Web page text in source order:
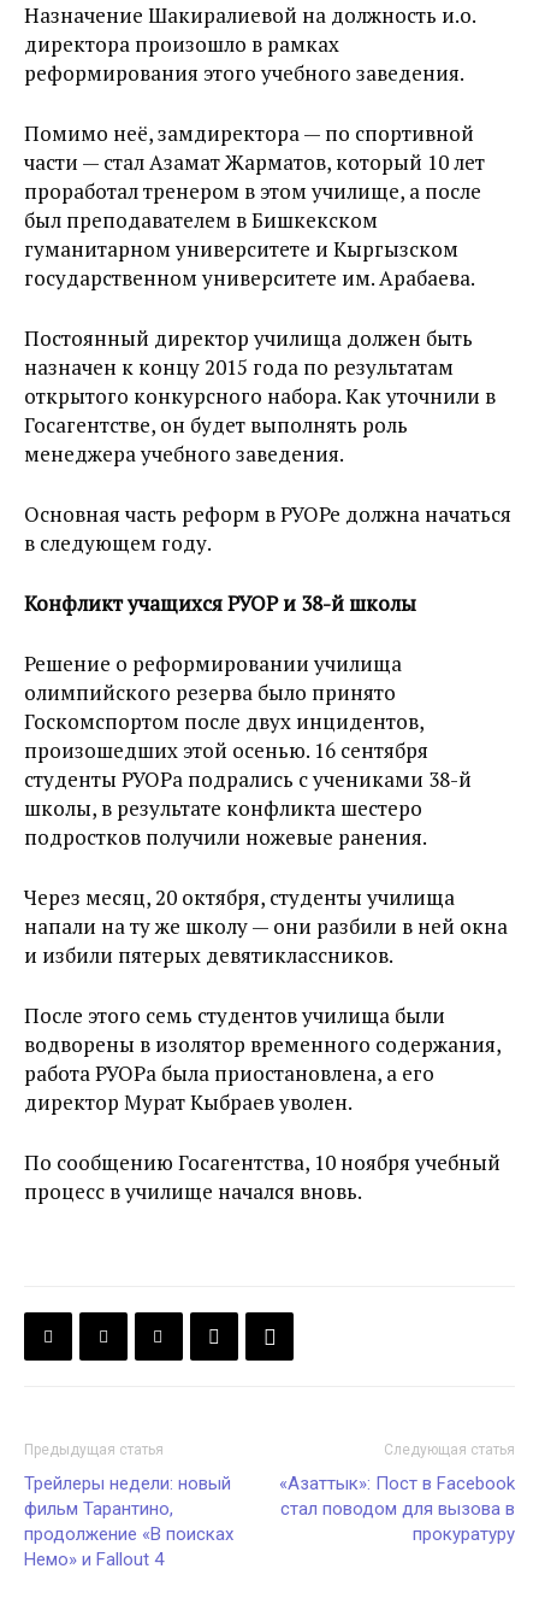
Назначение Шакиралиевой на должность и.о.
директора произошло в рамках
реформирования этого учебного заведения.
Помимо неё, замдиректора — по спортивной
части — стал Азамат Жарматов, который 10 лет
проработал тренером в этом училище, а после
был преподавателем в Бишкекском
гуманитарном университете и Кыргызском
государственном университете им. Арабаева.
Постоянный директор училища должен быть
назначен к концу 2015 года по результатам
открытого конкурсного набора. Как уточнили в
Госагентстве, он будет выполнять роль
менеджера учебного заведения.
Основная часть реформ в РУОРе должна начаться
в следующем году.
Конфликт учащихся РУОР и 38-й школы
Решение о реформировании училища
олимпийского резерва было принято
Госкомспортом после двух инцидентов,
произошедших этой осенью. 16 сентября
студенты РУОРа подрались с учениками 38-й
школы, в результате конфликта шестеро
подростков получили ножевые ранения.
Через месяц, 20 октября, студенты училища
напали на ту же школу — они разбили в ней окна
и избили пятерых девятиклассников.
После этого семь студентов училища были
водворены в изолятор временного содержания,
работа РУОРа была приостановлена, а его
директор Мурат Кыбраев уволен.
По сообщению Госагентства, 10 ноября учебный
процесс в училище начался вновь.
Предыдущая статья
Трейлеры недели: новый
фильм Тарантино,
продолжение «В поисках
Немо» и Fallout 4
Следующая статья
«Азаттык»: Пост в Facebook
стал поводом для вызова в
прокуратуру